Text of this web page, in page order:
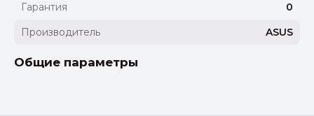
Гарантия
0
Производитель
ASUS
Общие параметры